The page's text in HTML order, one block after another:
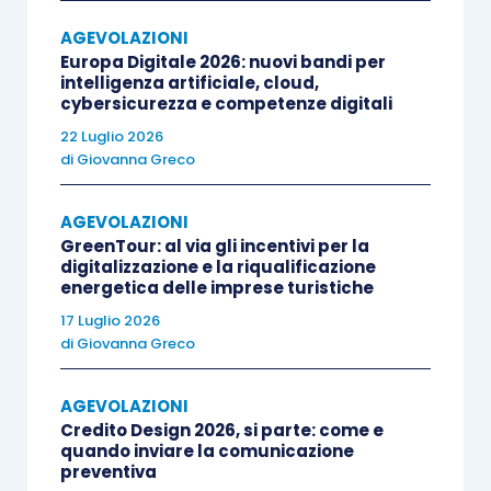
dell’articolo 224
con cui viene reso strutturale
l’incrementodell’anticipazionedei contributi
Pac,che sale dal 50% al70%,nonché chiarito
che l’anticipazione si applica anche quando il
l’ammontare dell’anticipo sulportafoglio titoli
2019.
Il successivocomma 2
articolo 78 D.L. 18/2020(il cd. Decreto Cura
Italia), delegando l’Istat, nel termine di 90 giorni, a
individuare una specifica classificazione
merceologica delle attività di
AGEVOLAZIONI
Europa Digitale 2026: nuovi bandi per
intelligenza artificiale, cloud,
cybersicurezza e competenze digitali
22 Luglio 2026
di Giovanna Greco
AGEVOLAZIONI
GreenTour: al via gli incentivi per la
digitalizzazione e la riqualificazione
energetica delle imprese turistiche
17 Luglio 2026
di Giovanna Greco
AGEVOLAZIONI
Credito Design 2026, si parte: come e
quando inviare la comunicazione
preventiva